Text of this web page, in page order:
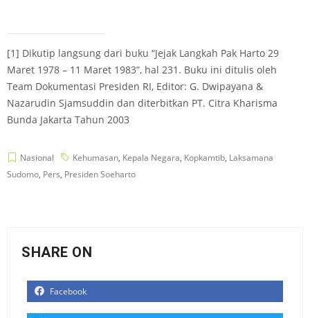
[1] Dikutip langsung dari buku “Jejak Langkah Pak Harto 29
Maret 1978 – 11 Maret 1983”, hal 231. Buku ini ditulis oleh
Team Dokumentasi Presiden RI, Editor: G. Dwipayana &
Nazarudin Sjamsuddin dan diterbitkan PT. Citra Kharisma
Bunda Jakarta Tahun 2003
Nasional Kehumasan, Kepala Negara, Kopkamtib, Laksamana
Sudomo, Pers, Presiden Soeharto
SHARE ON
Facebook